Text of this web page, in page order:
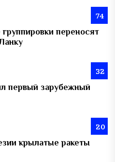
74
переносят
32
первый зарубежный
20
крылатые ракеты